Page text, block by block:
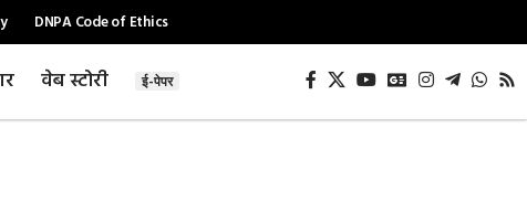
DNPA Code of Ethics
वेब स्टोरी ई-पेपर